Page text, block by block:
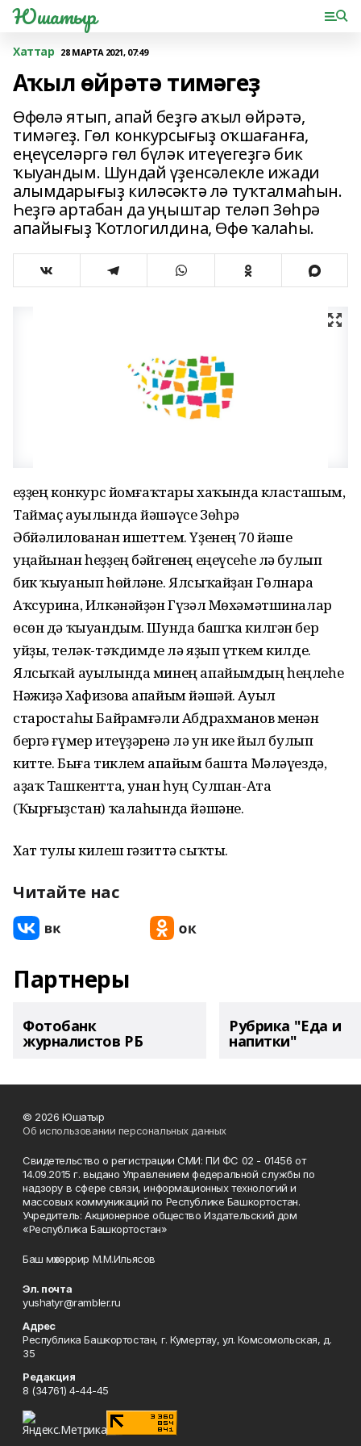
Юшатыр
Хаттар 28 МАРТА 2021, 07:49
Аҡыл өйрəтə тимəгеҙ
Өфөлə ятып, апай беҙгə аҡыл өйрəтə,
тимəгеҙ. Гөл конкурсығыҙ оҡшағанға,
еңеүселəргə гөл бүлəк итеүегеҙгə бик
ҡыуандым. Шундай үҙенсəлекле ижади
алымдарығыҙ килəсəктə лə туҡталмаһын.
Һеҙгə артабан да уңыштар телəп Зөһрə
апайығыҙ Ҡотлогилдина, Өфө ҡалаһы.
Һеҙҙең конкурс йомғаҡтары хаҡында класташым,
Таймаҫ ауылында йəшəүсе Зөһрə
Əбйəлилованан ишеттем. Үҙенең 70 йəше
уңайынан һеҙҙең бəйгенең еңеүсеһе лə булып
бик ҡыуанып һөйлəне. Ялсыҡайҙан Гөлнара
Аҡсурина, Илкəнəйҙəн Гүзəл Мөхəмəтшиналар
өсөн дə ҡыуандым. Шунда башҡа килгəн бер
уйҙы, телəк-тəҡдимде лə яҙып үткем килде.
Ялсыҡай ауылында минең апайымдың һеңлеһе
Нəжиҙə Хафизова апайым йəшəй. Ауыл
старостаһы Байрамғəли Абдрахманов менəн
бергə ғүмер итеүҙəренə лə ун ике йыл булып
китте. Быға тиклем апайым башта Мəлəүездə,
аҙаҡ Ташкентта, унан һуң Сулпан-Ата
(Ҡырғыҙстан) ҡалаһында йəшəне.
Хат тулы килеш гәзиттә сыҡты.
Читайте нас
Партнеры
Фотобанк
журналистов РБ
Рубрика "Еда и
напитки"
© 2026 Юшатыр
Об использовании персональных данных
Свидетельство о регистрации СМИ: ПИ ФС 02 - 01456 от
14.09.2015 г. выдано Управлением федеральной службы по
надзору в сфере связи, информационных технологий и
массовых коммуникаций по Республике Башкортостан.
Учредитель: Акционерное общество Издательский дом
«Республика Башкортостан»
Баш мөхәррир М.М.Ильясов
Эл. почта
yushatyr@rambler.ru
Адрес
Республика Башкортостан, г. Кумертау, ул. Комсомольская, д.
35
Редакция
8 (34761) 4-44-45